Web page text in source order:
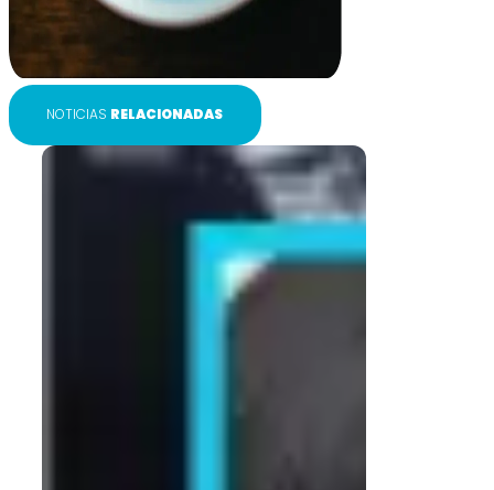
NOTICIAS RELACIONADAS